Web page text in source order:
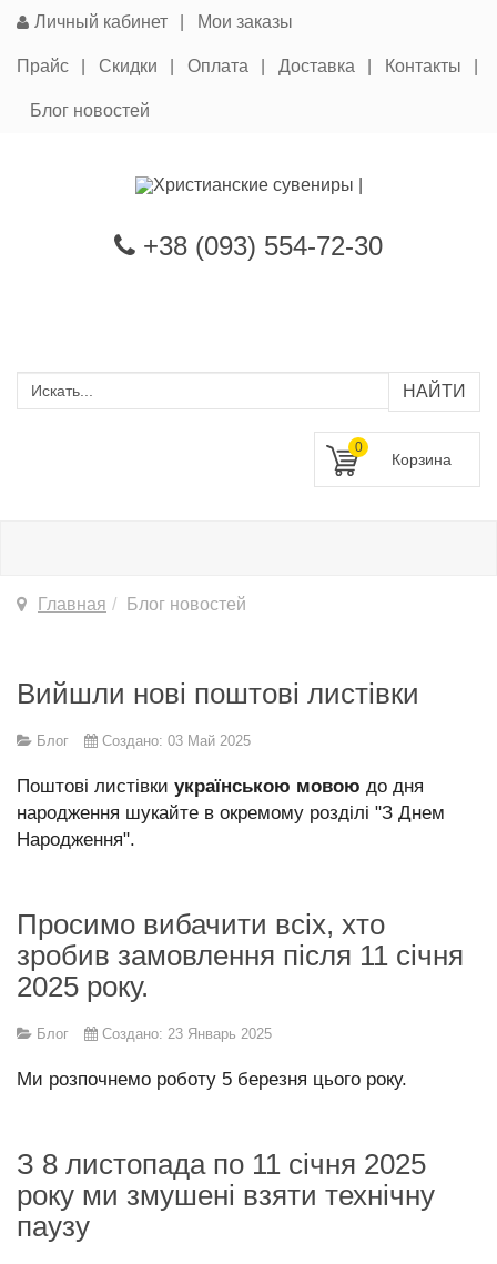
Личный кабинет Мои заказы
Прайс Скидки Оплата Доставка Контакты
Блог новостей
+38 (093) 554-72-30
0
Главная Блог новостей
Вийшли нові поштові листівки
Блог Создано: 03 Май 2025
Поштові листівки українською мовою до дня
народження шукайте в окремому розділі "З Днем
Народження".
Просимо вибачити всіх, хто
зробив замовлення після 11 січня
2025 року.
Блог Создано: 23 Январь 2025
Ми розпочнемо роботу 5 березня цього року.
З 8 листопада по 11 січня 2025
року ми змушені взяти технічну
паузу